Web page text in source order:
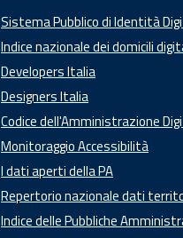
Sistema Pubblico di Identità
Indice nazionale dei domicili
Developers Italia
Designers Italia
Codice dell'Amministrazione
Monitoraggio Accessibilità
I dati aperti della PA
Repertorio nazionale dati
Indice delle Pubbliche